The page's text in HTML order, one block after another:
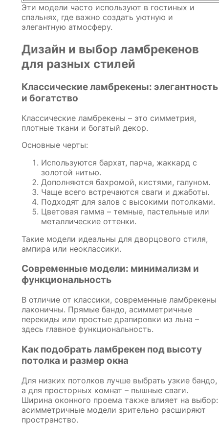
Эти модели часто используют в гостиных и
спальнях, где важно создать уютную и
элегантную атмосферу.
Дизайн и выбор ламбрекенов
для разных стилей
Классические ламбрекены: элегантность
и богатство
Классические ламбрекены – это симметрия,
плотные ткани и богатый декор.
Основные черты:
Используются бархат, парча, жаккард с
золотой нитью.
Дополняются бахромой, кистями, галуном.
Чаще всего встречаются сваги и джаботы.
Подходят для залов с высокими потолками.
Цветовая гамма – темные, пастельные или
металлические оттенки.
Такие модели идеальны для дворцового стиля,
ампира или неоклассики.
Современные модели: минимализм и
функциональность
В отличие от классики, современные ламбрекены
лаконичны. Прямые бандо, асимметричные
перекиды или простые драпировки из льна –
здесь главное функциональность.
Как подобрать ламбрекен под высоту
потолка и размер окна
Для низких потолков лучше выбрать узкие бандо,
а для просторных комнат – пышные сваги.
Ширина оконного проема также влияет на выбор:
асимметричные модели зрительно расширяют
пространство.